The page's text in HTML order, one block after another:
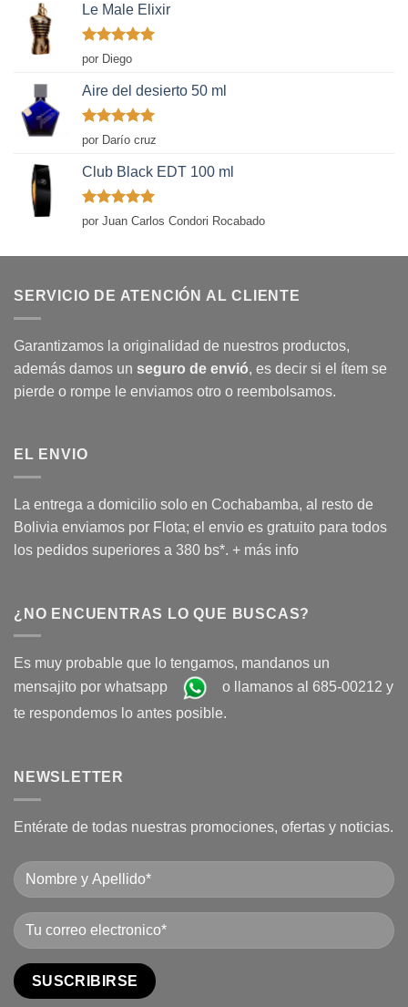
Le Male Elixir
Valorado
con
de 5
por Diego
Aire del desierto 50 ml
Valorado
con
por Darío cruz
Club Black EDT 100 ml
Valorado
con
por Juan Carlos Condori Rocabado
SERVICIO DE ATENCIÓN AL CLIENTE
Garantizamos la originalidad de nuestros productos,
además damos un seguro de envió, es decir si el ítem se
pierde o rompe le enviamos otro o reembolsamos.
EL ENVIO
La entrega a domicilio solo en Cochabamba, al resto de
Bolivia enviamos por Flota; el envio es gratuito para todos
los pedidos superiores a 380 bs*. + más info
¿NO ENCUENTRAS LO QUE BUSCAS?
Es muy probable que lo tengamos, mandanos un
mensajito por whatsapp
o llamanos al 685-00212 y
te respondemos lo antes posible.
NEWSLETTER
Entérate de todas nuestras promociones, ofertas y noticias.